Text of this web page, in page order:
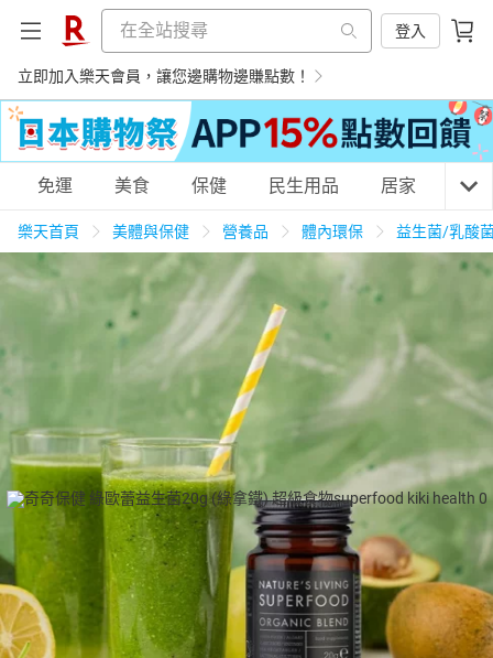
登入
立即加入樂天會員，讓您邊購物邊賺點數！
購物網分類
美食蛋糕 民生用品
3C家電 親子玩具
女裝 男裝 化妝保養 情趣用品
日本購物 電子/紙本書
HOT
免運 美食 保健 民生用品 居家 3C
樂天首頁 美體與保健 營養品 體內環保 益生菌/乳酸